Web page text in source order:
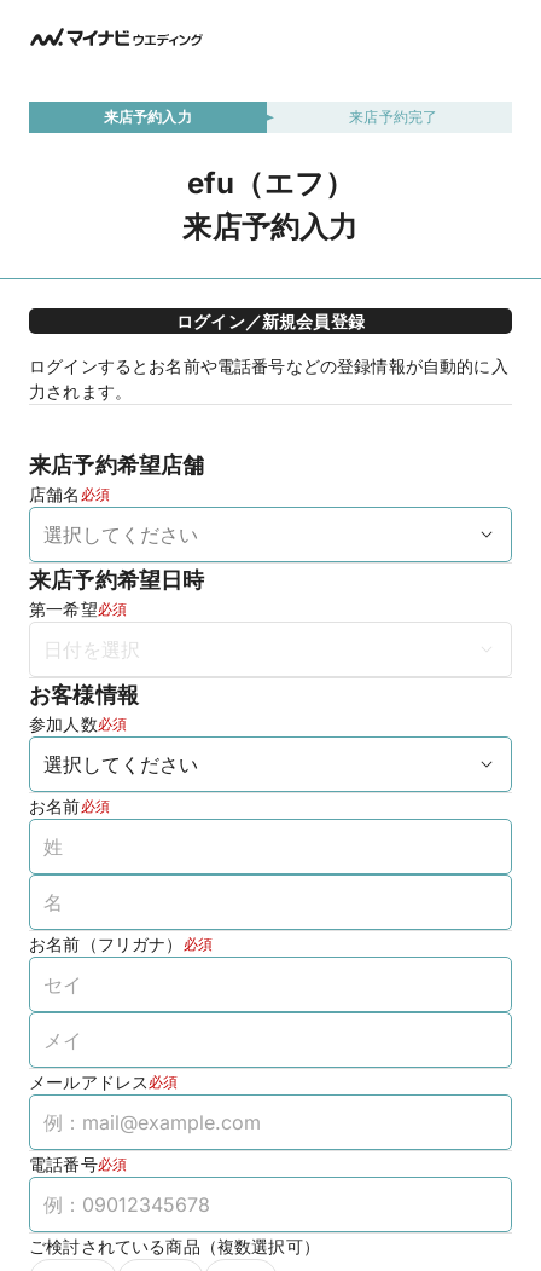
来店予約入力 来店予約完了
efu（エフ）
来店予約入力
ログイン／新規会員登録
ログインするとお名前や電話番号などの登録情報が自動的に入
力されます。
来店予約希望店舗
店舗名 必須
来店予約希望日時
第一希望必須
お客様情報
参加人数必須
お名前必須
お名前（フリガナ） 必須
メールアドレス 必須
電話番号必須
ご検討されている商品（複数選択可）